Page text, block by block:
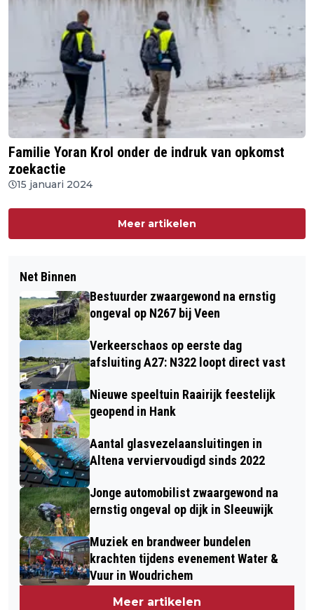
Familie Yoran Krol onder de indruk van opkomst
zoekactie
15 januari 2024
Meer artikelen
Net Binnen
Bestuurder zwaargewond na ernstig
ongeval op N267 bij Veen
Verkeerschaos op eerste dag
afsluiting A27: N322 loopt direct vast
Nieuwe speeltuin Raairijk feestelijk
geopend in Hank
Aantal glasvezelaansluitingen in
Altena verviervoudigd sinds 2022
Jonge automobilist zwaargewond na
ernstig ongeval op dijk in Sleeuwijk
Muziek en brandweer bundelen
krachten tijdens evenement Water &
Vuur in Woudrichem
Meer artikelen